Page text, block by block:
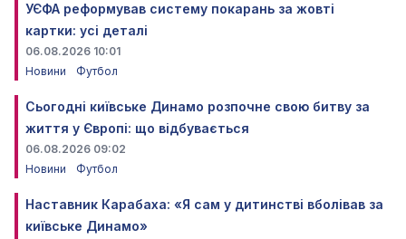
УЄФА реформував систему покарань за жовті
картки: усі деталі
06.08.2026 10:01
Новини
Футбол
Сьогодні київське Динамо розпочне свою битву за
життя у Європі: що відбувається
06.08.2026 09:02
Новини
Футбол
Наставник Карабаха: «Я сам у дитинстві вболівав за
київське Динамо»